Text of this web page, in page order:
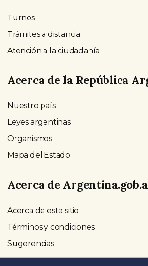
Turnos
Trámites a distancia
Atención a la ciudadanía
Acerca de la República
Nuestro país
Leyes argentinas
Organismos
Mapa del Estado
Acerca de
Acerca de este sitio
Términos y condiciones
Sugerencias